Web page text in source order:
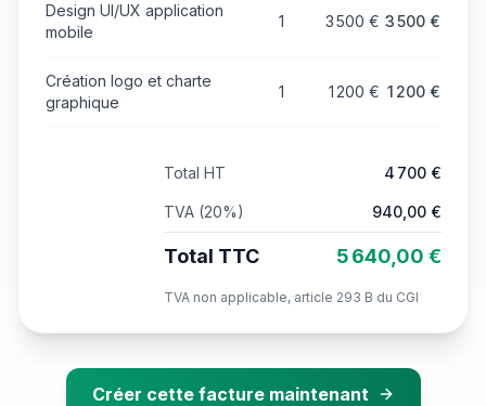
Design UI/UX application
mobile
1 3 500 € 3 500 €
Création logo et charte
graphique
1 1 200 € 1 200 €
Total HT 4 700 €
TVA (20%) 940,00 €
Total TTC 5 640,00 €
TVA non applicable, article 293 B du CGI
Créer cette facture maintenant